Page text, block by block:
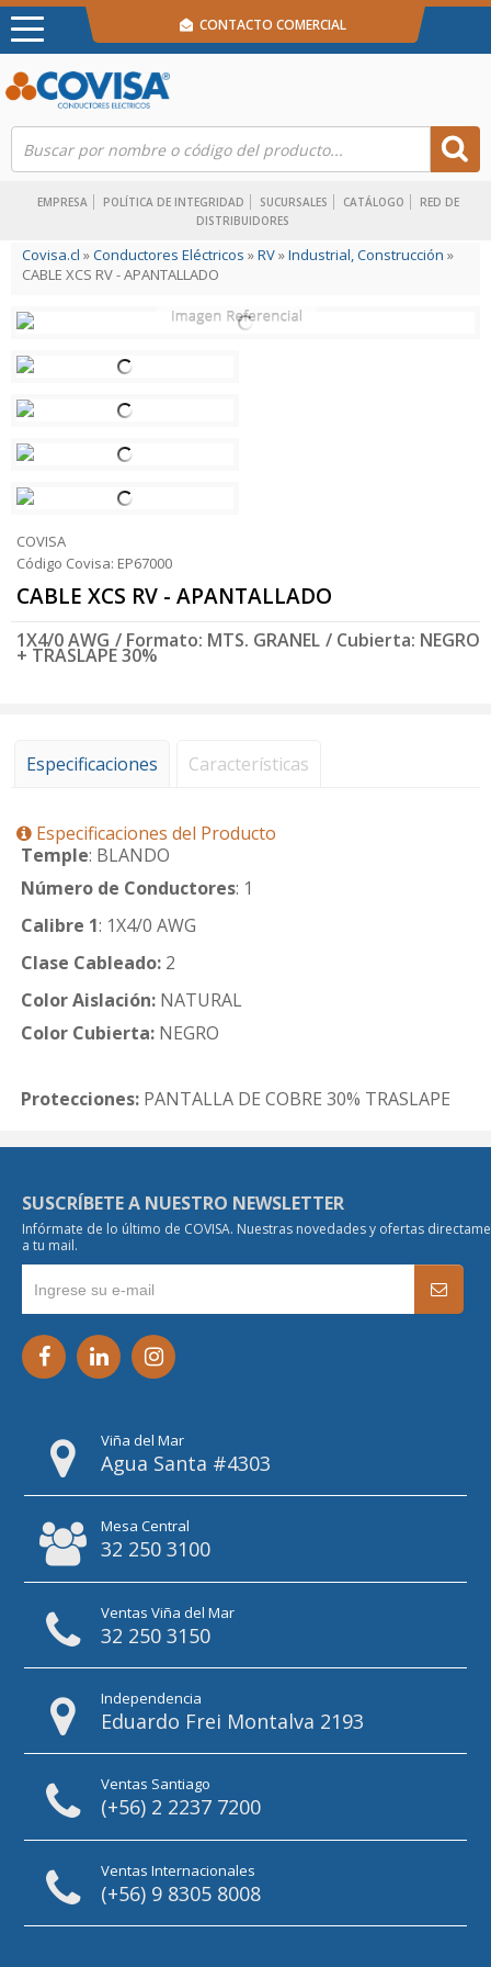
EMPRESA POLÍTICA DE INTEGRIDAD SUCURSALES CATÁLOGO
RED DE
DISTRIBUIDORES
CONTACTO COMERCIAL
Covisa.cl »Conductores Eléctricos »RV»Industrial, Construcción »
CABLE XCS RV - APANTALLADO
COVISA
Código Covisa: EP67000
CABLE XCS RV - APANTALLADO
1X4/0 AWG / Formato: MTS. GRANEL / Cubierta: NEGRO
+ TRASLAPE 30%
Especificaciones Características
Especificaciones del Producto
Temple: BLANDO
Número de Conductores: 1
Calibre 1: 1X4/0 AWG
Clase Cableado: 2
Color Aislación: NATURAL
Color Cubierta: NEGRO
Protecciones: PANTALLA DE COBRE 30% TRASLAPE
SUSCRÍBETE A NUESTRO NEWSLETTER
Infórmate de lo último de COVISA. Nuestras novedades y ofertas
a tu mail.
Viña del Mar
Agua Santa #4303
Mesa Central
32 250 3100
Ventas Viña del Mar
32 250 3150
Independencia
Eduardo Frei Montalva 2193
Ventas Santiago
(+56) 2 2237 7200
Ventas Internacionales
(+56) 9 8305 8008